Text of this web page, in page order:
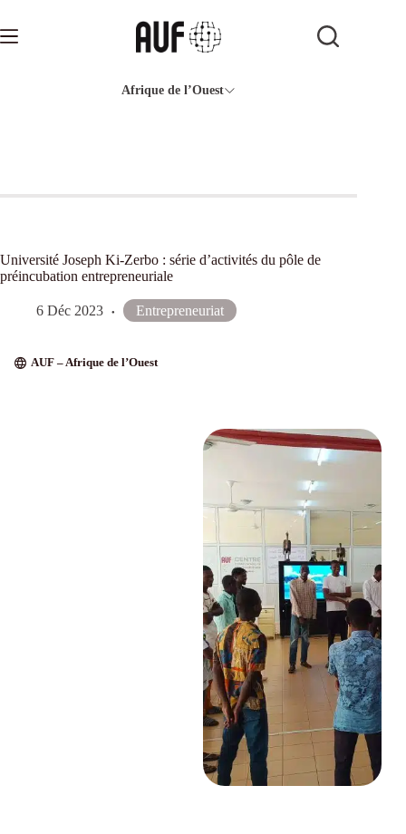
contenu
Afrique de l’Ouest
Université Joseph Ki-Zerbo : série d’activités du pôle de
préincubation entrepreneuriale
6 Déc 2023 Entrepreneuriat
AUF – Afrique de l’Ouest